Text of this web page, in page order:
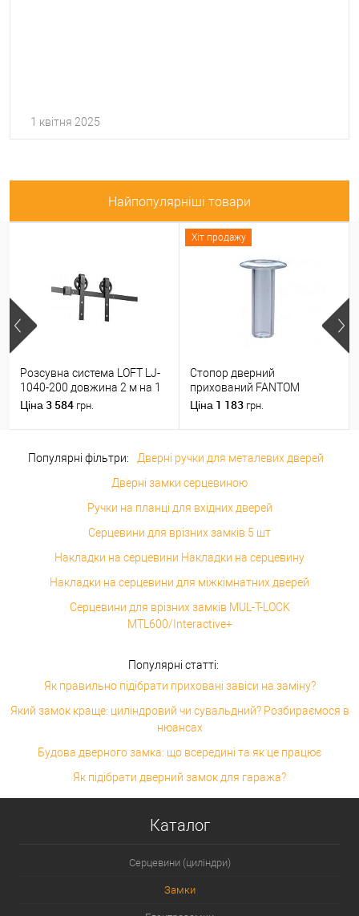
1 квітня 2025
Найпопулярніші товари
Розсувна система LOFT LJ-
1040-200 довжина 2 м на 1
полотно вагою до 100 кг
Ціна 3 584 грн.
Хіт продажу
Стопор дверний
прихований FANTOM
PREMIUM магнітний
Ціна 1 183 грн.
Популярні фільтри:
Дверні ручки для металевих дверей
Дверні замки серцевиною
Ручки на планці для вхідних дверей
Серцевини для врізних замків 5 шт
Накладки на серцевини Накладки на серцевину
Накладки на серцевини для міжкімнатних дверей
Серцевини для врізних замків MUL-T-LOCK
MTL600/Interactive+
Популярні статті:
Як правильно підібрати приховані завіси на заміну?
Який замок краще: циліндровий чи сувальдний? Розбираємося в
нюансах
Будова дверного замка: що всередині та як це працює
Як підібрати дверний замок для гаража?
Каталог
Серцевини (циліндри)
Замки